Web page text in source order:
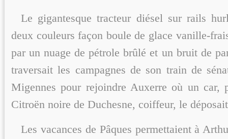
Le gigantesque tracteur diésel sur rails
deux couleurs façon boule de glace vanille-
par un nuage de pétrole brûlé et un bruit de
traversait les campagnes de son train de
Migennes pour rejoindre Auxerre où un car,
Citroën noire de Duchesne, coiffeur, le
Les vacances de Pâques permettaient à